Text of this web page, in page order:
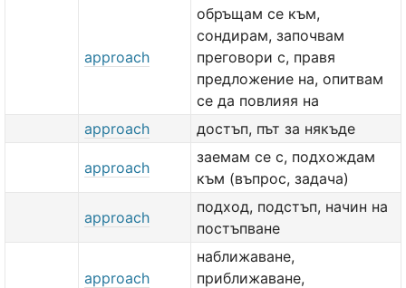
approach
обръщам се към,
сондирам, започвам
преговори с, правя
предложение на, опитвам
се да повлияя на
approach
достъп, път за някъде
approach
заемам се с, подхождам
към (въпрос, задача)
approach
подход, подстъп, начин на
постъпване
approach
наближаване,
приближаване,